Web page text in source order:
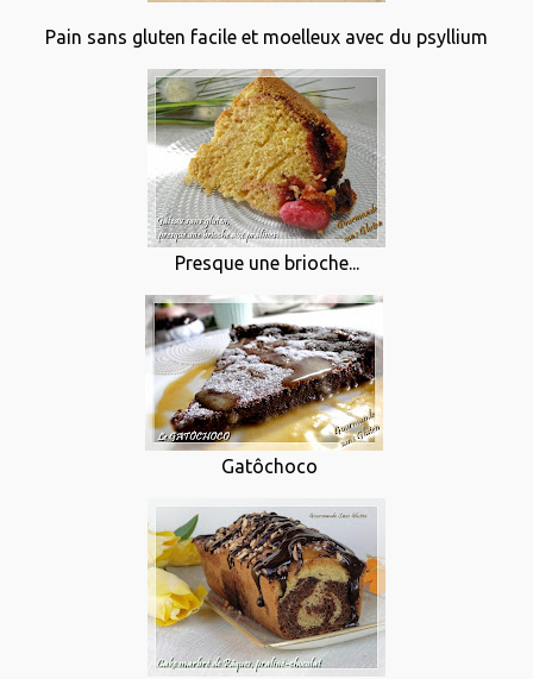
Pain sans gluten facile et moelleux avec du psyllium
Presque une brioche...
Gatôchoco